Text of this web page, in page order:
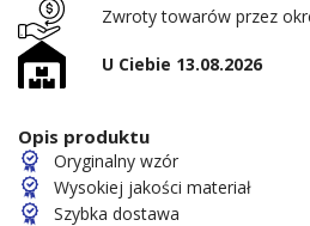
Zwroty towarów przez
U Ciebie 13.08.2026
Opis produktu
Oryginalny wzór
Wysokiej jakości materiał
Szybka dostawa